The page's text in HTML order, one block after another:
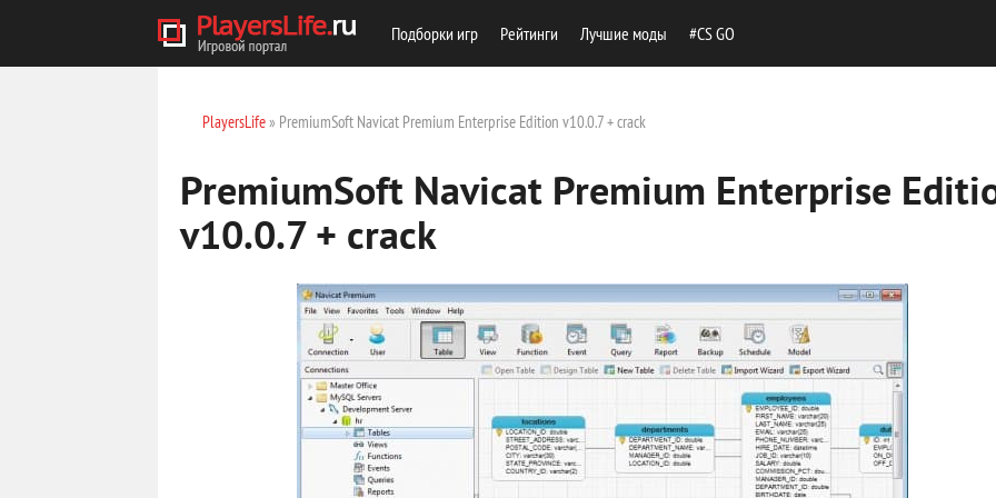
Подборки игр Рейтинги Лучшие моды #CS GO
PlayersLife» PremiumSoft Navicat Premium Enterprise Edition v10.0.7 + crack
PremiumSoft Navicat Premium Enterprise
v10.0.7 + crack